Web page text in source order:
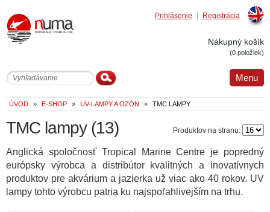
Registrácia
Prihlásenie
Nákupný košík
(0 položiek)
Menu
ÚVOD » E-SHOP » UV-LAMPY A OZÓN » TMC LAMPY
Produktov na stranu:
TMC lampy (13)
Anglická spoločnosť Tropical Marine Centre je popredný
európsky výrobca a distribútor kvalitných a inovatívnych
produktov pre akvárium a jazierka už viac ako 40 rokov. UV
lampy tohto výrobcu patria ku najspoľahlivejším na trhu.